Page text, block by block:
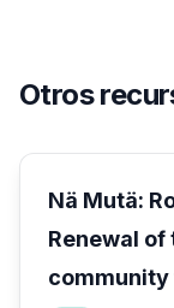
Otros
Nä Mutä:
Renewal of